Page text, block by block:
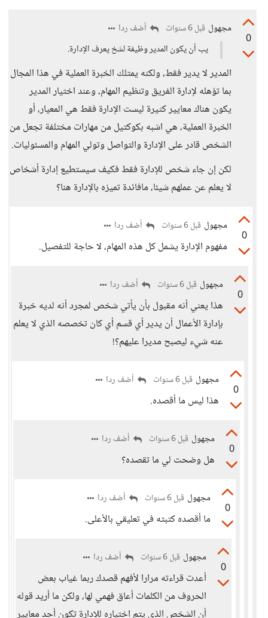
0
مجهول قبل 6 سنوات
أضف ردا
يب أن يكون المدير وظيفة لشخ يعرف الإدارة.
المدير لا يدير فقط، ولكنه يمتلك الخبرة العملية في هذا المجال
بما تؤهله لإدارة الفريق وتنظيم المهام، وعند اختيار المدير
يكون هناك معايير كثيرة ليست الإدارة فقط هي المعيار، أو
الخبرة العملية، هي اشبه بكوكتيل من مهارات مختلفة تجعل من
الشخص قادر على الإدارة والتواصل وتولي المهام والمسئوليات.
لكن إن جاء شخص للإدارة فقط فكيف سيستطيع إدارة أشخاص
لا يعلم عن عملهم شيئا، مافائدة تميزه بالإدارة هنا؟
0
مجهول قبل 6 سنوات أضف ردا
مفهوم الإدارة يشمل كل هذه المهام، لا حاجة للتفصيل.
0
مجهول قبل 6 سنوات أضف ردا
هذا يعني أنه مقبول بأن يأتي شخص لمجرد أنه لديه خبرة
بإدارة الأعمال أن يدير أي قسم أي كان تخصصه الذي لا يعلم
عنه شيء ليصبح مديرا عليهم؟!
0
مجهول قبل 6 سنوات أضف ردا
هذا ليس ما أقصده.
0
مجهول قبل 6 سنوات أضف ردا
هل وضحت لي ما تقصده؟
0
مجهول قبل 6 سنوات أضف ردا
ما أقصده كتبته في تعليقي بالأعلى.
0
مجهول قبل 6 سنوات أضف ردا
أعدت قراءته مرارا لأفهم قصدك ربما غياب بعض
الحروف من الكلمات أعاق فهمي لها، ولكن ما أريد قوله